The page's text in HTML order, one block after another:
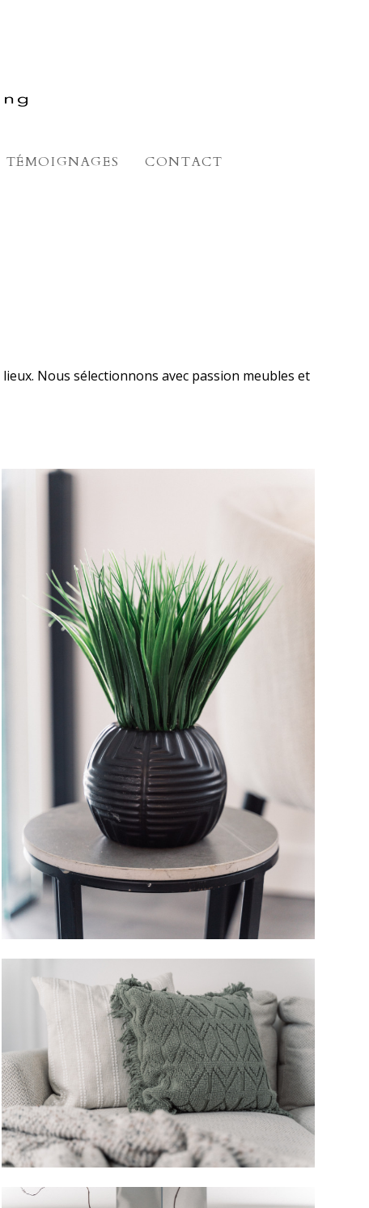
TÉMOIGNAGES CONTACT
Nous sélectionnons avec passion meubles et